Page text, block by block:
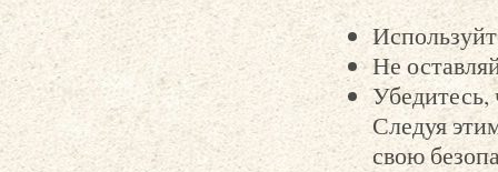
Не
Убедитесь,
Следуя
свою